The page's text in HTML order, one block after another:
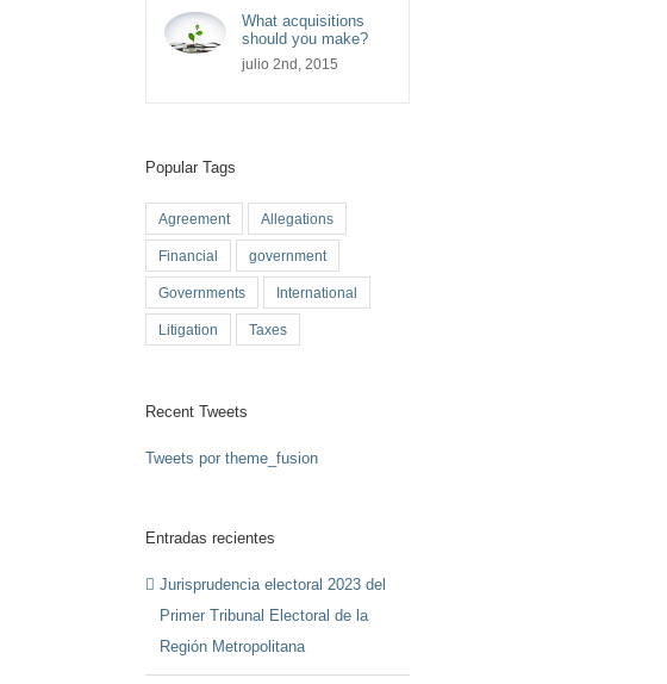
What acquisitions
should you make?
julio 2nd, 2015
Popular Tags
Agreement Allegations
Financial government
Governments International
Litigation Taxes
Recent Tweets
Tweets por theme_fusion
Entradas recientes
Jurisprudencia electoral 2023 del
Primer Tribunal Electoral de la
Región Metropolitana